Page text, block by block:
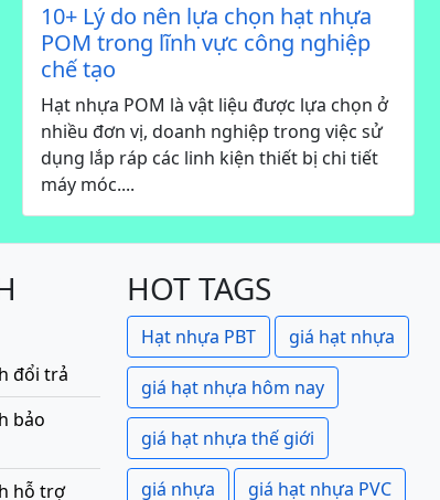
10+ Lý do nên lựa chọn hạt nhựa
POM trong lĩnh vực công nghiệp
chế tạo
Hạt nhựa POM là vật liệu được lựa chọn ở
nhiều đơn vị, doanh nghiệp trong việc sử
dụng lắp ráp các linh kiện thiết bị chi tiết
máy móc....
đổi trả
bảo
hỗ trợ
HOT TAGS
Hạt nhựa PBT giá hạt nhựa
giá hạt nhựa hôm nay
giá hạt nhựa thế giới
giá nhựa giá hạt nhựa PVC